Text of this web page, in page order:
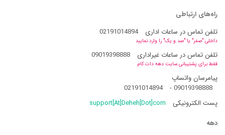
راه‌های ارتباطی
تلفن تماس در ساعات اداری
02191014894
داخلی "صفر" یا "صد و یک" را وارد نمایید
تلفن تماس در ساعات غیراداری 09019398888
فقط برای پشتیبانی سایت دهه دات کام
پیامرسان واتساپ
09019398888
-
02191014894
پست الکترونیکی
support[At]Deheh[Dot]com
دهه